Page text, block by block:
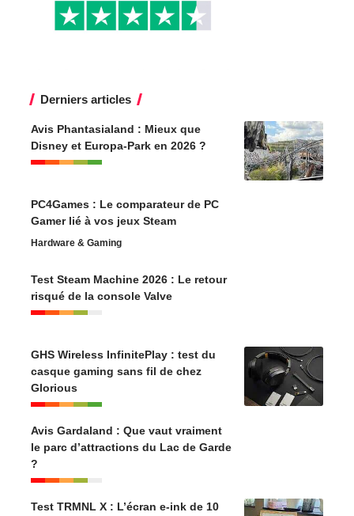
Derniers articles
Avis Phantasialand : Mieux que
Disney et Europa-Park en 2026 ?
PC4Games : Le comparateur de PC
Gamer lié à vos jeux Steam
Hardware & Gaming
Test Steam Machine 2026 : Le retour
risqué de la console Valve
GHS Wireless InfinitePlay : test du
casque gaming sans fil de chez
Glorious
Avis Gardaland : Que vaut vraiment
le parc d’attractions du Lac de Garde
?
Test TRMNL X : L’écran e-ink de 10